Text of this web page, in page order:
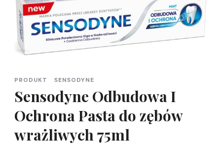
PRODUKT SENSODYNE
Sensodyne Odbudowa I
Ochrona Pasta do zębów
wrażliwych 75ml